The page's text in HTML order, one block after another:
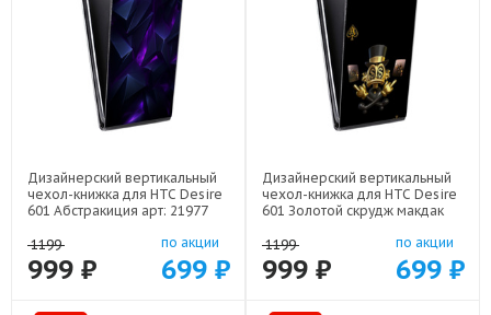
Дизайнерский вертикальный
чехол-книжка для HTC Desire
601 Абстракиция арт: 21977
1199
999 ₽
по акции
699 ₽
Дизайнерский вертикальный
чехол-книжка для HTC Desire
601 Золотой скрудж макдак
1199
999 ₽
по акции
699 ₽